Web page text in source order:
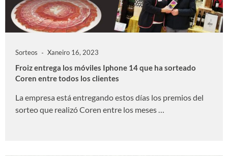
Sorteos Xaneiro 16, 2023
Froiz entrega los móviles Iphone 14 que ha sorteado
Coren entre todos los clientes
La empresa está entregando estos días los premios del
sorteo que realizó Coren entre los meses …